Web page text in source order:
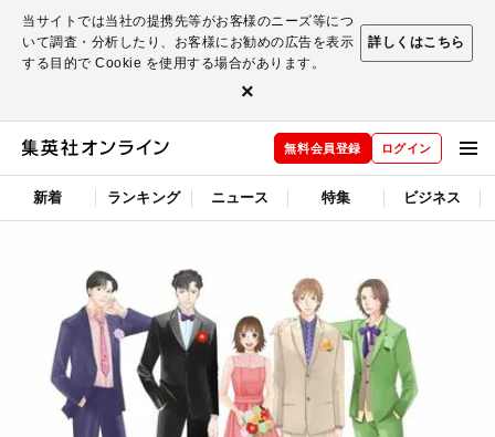
当サイトでは当社の提携先等がお客様のニーズ等につ
いて調査・分析したり、お客様にお勧めの広告を表示
する目的で Cookie を使用する場合があります。
詳しくはこちら
×
無料会員登録 ログイン
新着 ランキング ニュース 特集 ビジネス